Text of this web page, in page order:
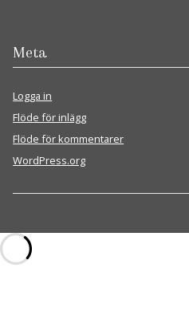
Meta
Logga in
Flöde för inlägg
Flöde för kommentarer
WordPress.org